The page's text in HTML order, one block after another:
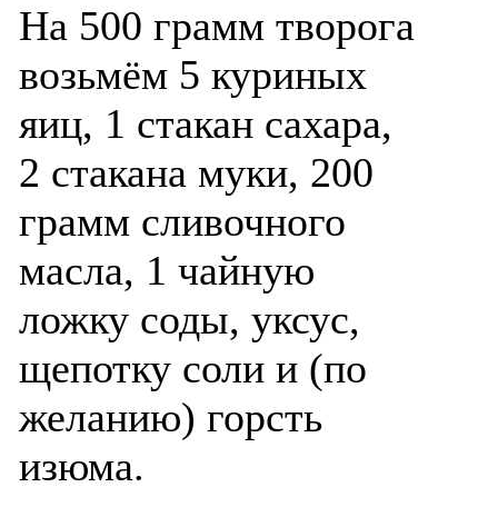
На 500 грамм творога
возьмём 5 куриных
яиц, 1 стакан сахара,
2 стакана муки, 200
грамм сливочного
масла, 1 чайную
ложку соды, уксус,
щепотку соли и (по
желанию) горсть
изюма.